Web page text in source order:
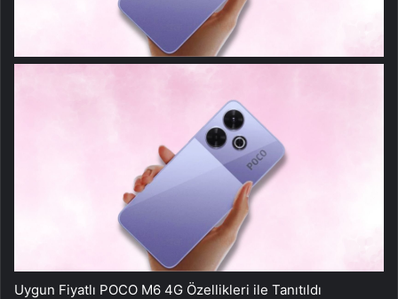
Uygun Fiyatlı POCO M6 4G Özellikleri ile Tanıtıldı